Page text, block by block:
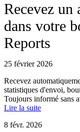
Recevez un
dans votre
Reports
25 février 2026
Recevez
statistiques d'envoi,
Toujours informé sans
Lire la suite
8 févr. 2026